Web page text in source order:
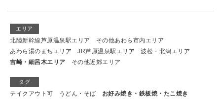
エリア
北陸新幹線芦原温泉駅エリア
その他あわら市内エリア
あわら湯のまちエリア
JR芦原温泉駅エリア
波松・北潟エリア
吉崎・細呂木エリア
その他近郊エリア
タグ
テイクアウト可 うどん・そば
お好み焼き・鉄板焼・たこ焼き